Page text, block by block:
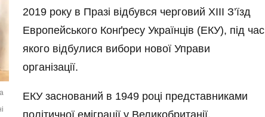
2019 року в Празі відбувся черговий ХІІІ З’їзд
Европейського Конґресу Українців (ЕКУ), під час
якого відбулися вибори нової Управи
організації.
ЕКУ заснований в 1949 році представниками
політичної еміграції у Великобританії.